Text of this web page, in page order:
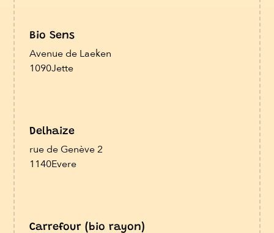
Bio Sens
Avenue de Laeken
1090Jette
Delhaize
rue de Genève 2
1140Evere
Carrefour (bio rayon)